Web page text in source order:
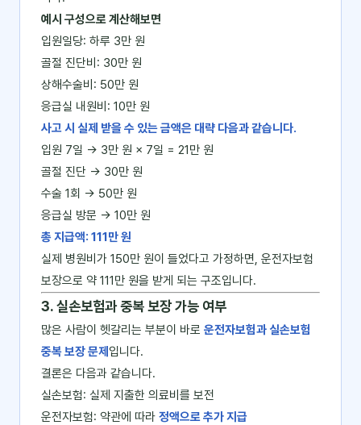
예시 구성으로 계산해보면
입원일당: 하루 3만 원
골절 진단비: 30만 원
상해수술비: 50만 원
응급실 내원비: 10만 원
사고 시 실제 받을 수 있는 금액은 대략 다음과 같습니다.
입원 7일 → 3만 원 × 7일 = 21만 원
골절 진단 → 30만 원
수술 1회 → 50만 원
응급실 방문 → 10만 원
총 지급액: 111만 원
실제 병원비가 150만 원이 들었다고 가정하면, 운전자보험
보장으로 약 111만 원을 받게 되는 구조입니다.
3. 실손보험과 중복 보장 가능 여부
많은 사람이 헷갈리는 부분이 바로 운전자보험과 실손보험
중복 보장 문제 입니다.
결론은 다음과 같습니다.
실손보험: 실제 지출한 의료비를 보전
운전자보험: 약관에 따라 정액으로 추가 지급